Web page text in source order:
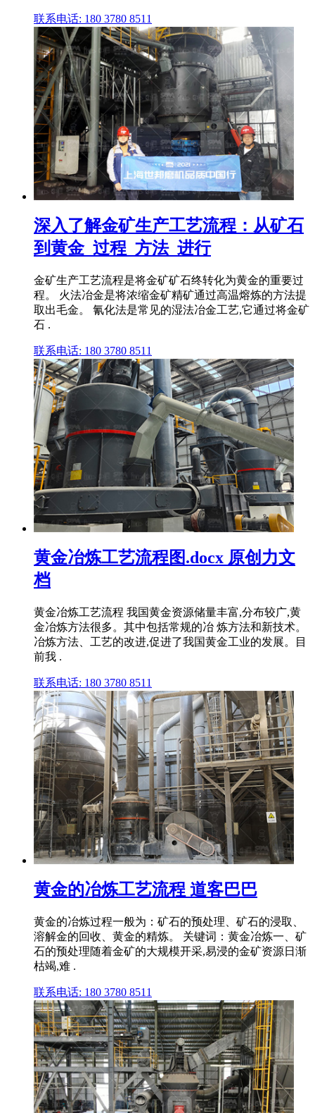
联系电话: 180 3780 8511
深入了解金矿生产工艺流程：从矿石
到黄金_过程_方法_进行
金矿生产工艺流程是将金矿矿石终转化为黄金的重要过
程。 火法冶金是将浓缩金矿精矿通过高温熔炼的方法提
取出毛金。 氰化法是常见的湿法冶金工艺,它通过将金矿
石 .
联系电话: 180 3780 8511
黄金冶炼工艺流程图.docx 原创力文
档
黄金冶炼工艺流程 我国黄金资源储量丰富,分布较广,黄
金冶炼方法很多。其中包括常规的冶 炼方法和新技术。
冶炼方法、工艺的改进,促进了我国黄金工业的发展。目
前我 .
联系电话: 180 3780 8511
黄金的冶炼工艺流程 道客巴巴
黄金的冶炼过程一般为：矿石的预处理、矿石的浸取、
溶解金的回收、黄金的精炼。 关键词：黄金冶炼一、矿
石的预处理随着金矿的大规模开采,易浸的金矿资源日渐
枯竭,难 .
联系电话: 180 3780 8511